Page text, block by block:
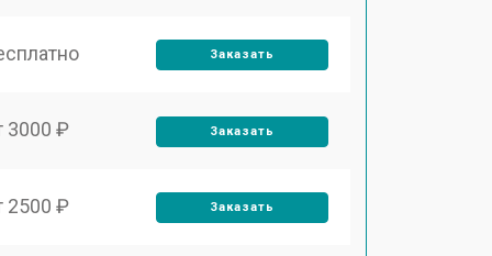
Заказать
3000 ₽ Заказать
2500 ₽ Заказать